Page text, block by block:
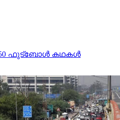
50 ഫുട്ബോൾ കഥകൾ